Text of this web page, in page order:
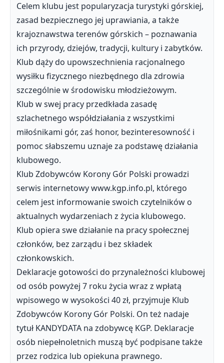
Celem klubu jest popularyzacja turystyki górskiej,
zasad bezpiecznego jej uprawiania, a także
krajoznawstwa terenów górskich – poznawania
ich przyrody, dziejów, tradycji, kultury i zabytków.
Klub dąży do upowszechnienia racjonalnego
wysiłku fizycznego niezbędnego dla zdrowia
szczególnie w środowisku młodzieżowym.
Klub w swej pracy przedkłada zasadę
szlachetnego współdziałania z wszystkimi
miłośnikami gór, zaś honor, bezinteresowność i
pomoc słabszemu uznaje za podstawę działania
klubowego.
Klub Zdobywców Korony Gór Polski prowadzi
serwis internetowy www.kgp.info.pl, którego
celem jest informowanie swoich czytelników o
aktualnych wydarzeniach z życia klubowego.
Klub opiera swe działanie na pracy społecznej
członków, bez zarządu i bez składek
członkowskich.
Deklaracje gotowości do przynależności klubowej
od osób powyżej 7 roku życia wraz z wpłatą
wpisowego w wysokości 40 zł, przyjmuje Klub
Zdobywców Korony Gór Polski. On też nadaje
tytuł KANDYDATA na zdobywcę KGP. Deklaracje
osób niepełnoletnich muszą być podpisane także
przez rodzica lub opiekuna prawnego.